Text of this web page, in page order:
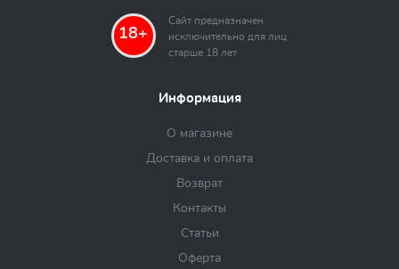
18+
Сайт предназначен
исключительно для лиц
старше 18 лет
Информация
О магазине
Доставка и оплата
Возврат
Контакты
Статьи
Оферта